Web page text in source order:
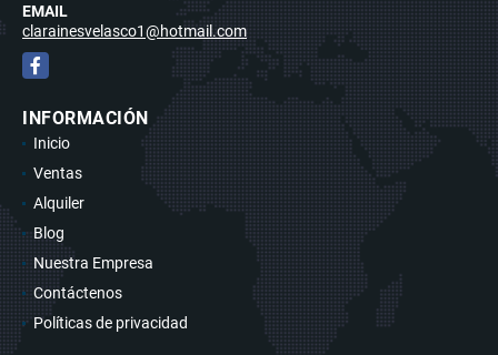
EMAIL
clarainesvelasco1@hotmail.com
Facebook
INFORMACIÓN
Inicio
Ventas
Alquiler
Blog
Nuestra Empresa
Contáctenos
Políticas de privacidad